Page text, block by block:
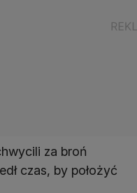
za broń
czas, by położyć